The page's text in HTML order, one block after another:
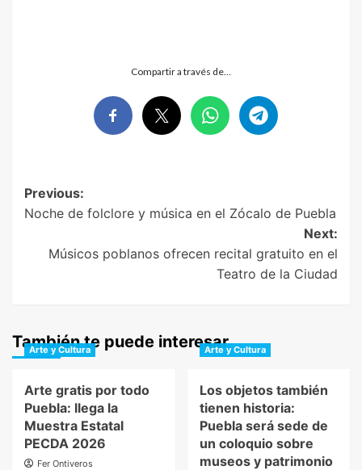
Compartir a través de…
Post
navigation
Previous:
Noche de folclore y música en el Zócalo de Puebla
Next:
Músicos poblanos ofrecen recital gratuito en el
Teatro de la Ciudad
También te puede interesar
Arte y Cultura
Arte gratis por todo
Puebla: llega la
Muestra Estatal
PECDA 2026
Fer Ontiveros
Arte y Cultura
Los objetos también
tienen historia:
Puebla será sede de
un coloquio sobre
museos y patrimonio